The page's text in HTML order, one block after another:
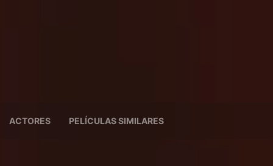
ACTORES PELÍCULAS SIMILARES